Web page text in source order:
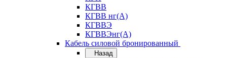
КГВВ
КГВВ нг(А)
КГВВЭ
КГВВЭнг(А)
Кабель силовой бронированный
Назад